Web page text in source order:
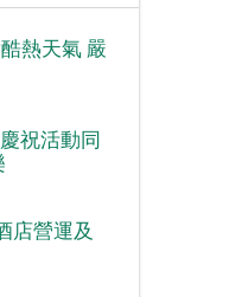
熱天氣 嚴
祝活動同
店營運及